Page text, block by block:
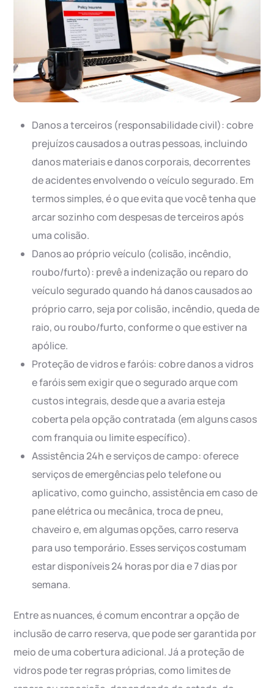
Danos a terceiros (responsabilidade civil): cobre
prejuízos causados a outras pessoas, incluindo
danos materiais e danos corporais, decorrentes
de acidentes envolvendo o veículo segurado. Em
termos simples, é o que evita que você tenha que
arcar sozinho com despesas de terceiros após
uma colisão.
Danos ao próprio veículo (colisão, incêndio,
roubo/furto): prevê a indenização ou reparo do
veículo segurado quando há danos causados ao
próprio carro, seja por colisão, incêndio, queda de
raio, ou roubo/furto, conforme o que estiver na
apólice.
Proteção de vidros e faróis: cobre danos a vidros
e faróis sem exigir que o segurado arque com
custos integrais, desde que a avaria esteja
coberta pela opção contratada (em alguns casos
com franquia ou limite específico).
Assistência 24h e serviços de campo: oferece
serviços de emergências pelo telefone ou
aplicativo, como guincho, assistência em caso de
pane elétrica ou mecânica, troca de pneu,
chaveiro e, em algumas opções, carro reserva
para uso temporário. Esses serviços costumam
estar disponíveis 24 horas por dia e 7 dias por
semana.
Entre as nuances, é comum encontrar a opção de
inclusão de carro reserva, que pode ser garantida por
meio de uma cobertura adicional. Já a proteção de
vidros pode ter regras próprias, como limites de